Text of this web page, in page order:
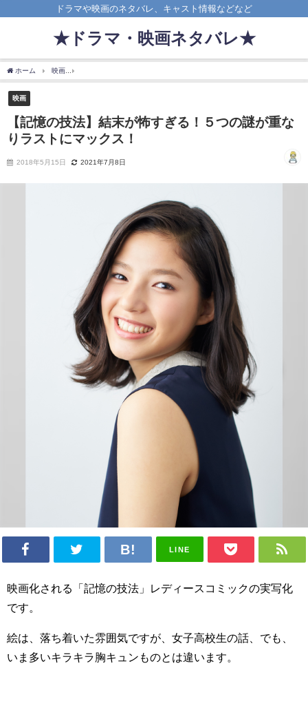
ドラマや映画のネタバレ、キャスト情報などなど
★ドラマ・映画ネタバレ★
ホーム 映画
映画
【記憶の技法】結末が怖すぎる！５つの謎が重な
りラストにマックス！
2018年5月15日 2021年7月8日
LINE
映画化される「記憶の技法」レディースコミックの実写化
です。
絵は、落ち着いた雰囲気ですが、女子高校生の話、でも、
いま多いキラキラ胸キュンものとは違います。